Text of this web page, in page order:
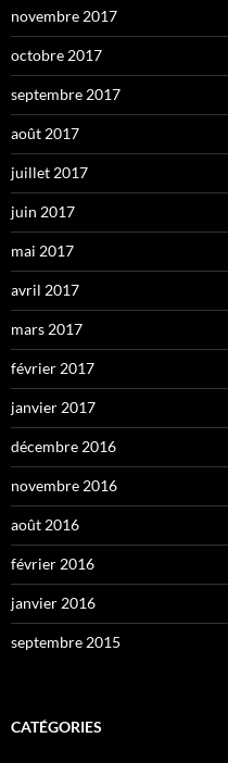
novembre 2017
octobre 2017
septembre 2017
août 2017
juillet 2017
juin 2017
mai 2017
avril 2017
mars 2017
février 2017
janvier 2017
décembre 2016
novembre 2016
août 2016
février 2016
janvier 2016
septembre 2015
CATÉGORIES